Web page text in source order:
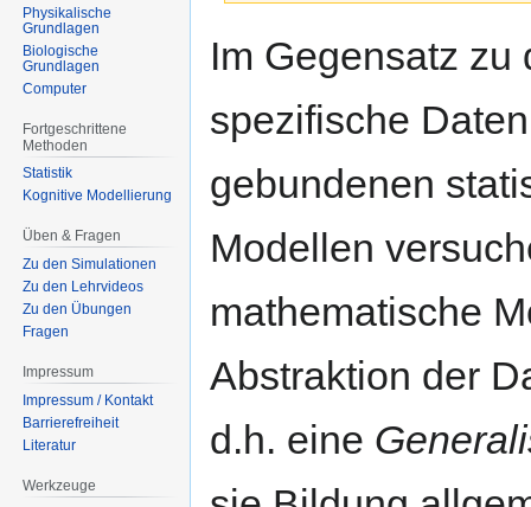
Navigation
Suche
Im Gegensatz zu
spezifische Daten
gebundenen
Modellen
mathematische
Abstraktion der
d.h. eine
Physikalische
Grundlagen
Biologische
Grundlagen
Computer
Fortgeschrittene
Methoden
Statistik
Kognitive Modellierung
Üben & Fragen
Zu den Simulationen
Zu den Lehrvideos
Zu den Übungen
Fragen
Impressum
Impressum / Kontakt
Barrierefreiheit
Literatur
Werkzeuge